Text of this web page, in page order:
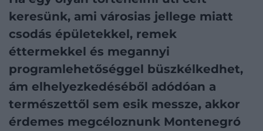
keresünk, ami városias jellege miatt
csodás épületekkel, remek
éttermekkel és megannyi
programlehetőséggel büszkélkedhet,
ám elhelyezkedéséből adódóan a
természettől sem esik messze, akkor
érdemes megcéloznunk Montenegró